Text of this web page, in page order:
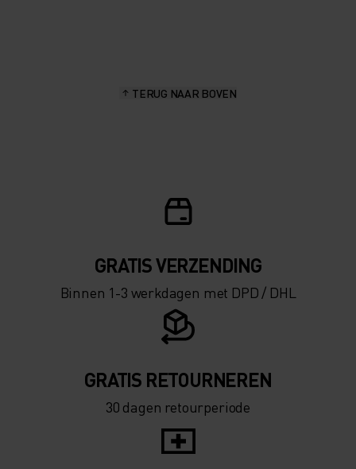
-5°
-15°
-20°
-5°
-15°
-20°
TERUG NAAR BOVEN
GRATIS VERZENDING​​​​​​​​​​​​​​
Binnen 1-3 werkdagen met DPD / DHL
GRATIS RETOURNEREN
30 dagen retourperiode